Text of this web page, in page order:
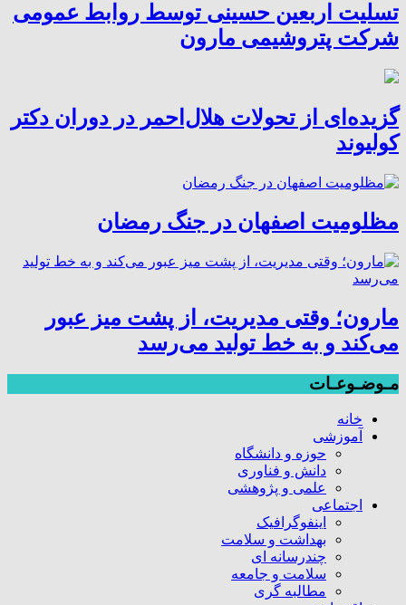
تسلیت اربعین حسینی توسط روابط عمومی
شرکت پتروشیمی مارون
گزیده‌ای از تحولات هلال‌احمر در دوران دکتر
کولیوند
مظلومیت اصفهان در جنگ رمضان
مارون؛ وقتی مدیریت، از پشت میز عبور
می‌کند و به خط تولید می‌رسد
مـوضـوعـات
خانه
آموزشی
حوزه و دانشگاه
دانش و فناوری
علمی و پژوهشی
اجتماعی
اینفوگرافیک
بهداشت و سلامت
چندرسانه ای
سلامت و جامعه
مطالبه گری